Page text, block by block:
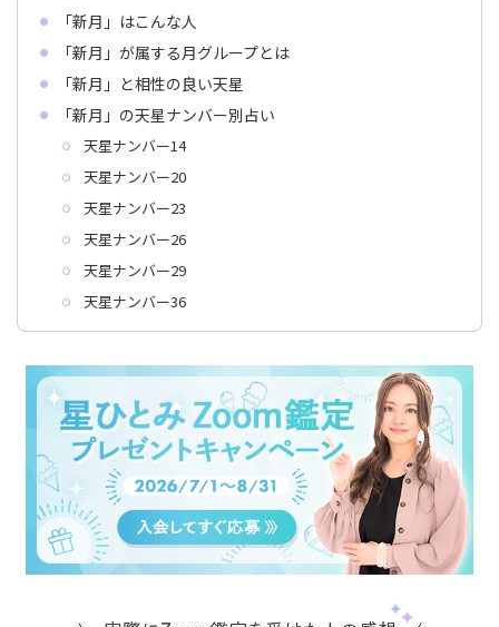
「新月」はこんな人
「新月」が属する月グループとは
「新月」と相性の良い天星
「新月」の天星ナンバー別占い
天星ナンバー14
天星ナンバー20
天星ナンバー23
天星ナンバー26
天星ナンバー29
天星ナンバー36